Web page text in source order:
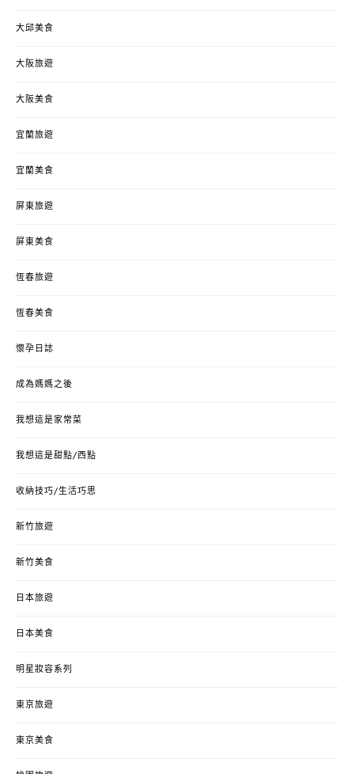
大邱美食
大阪旅遊
大阪美食
宜蘭旅遊
宜蘭美食
屏東旅遊
屏東美食
恆春旅遊
恆春美食
懷孕日誌
成為媽媽之後
我想這是家常菜
我想這是甜點/西點
收納技巧/生活巧思
新竹旅遊
新竹美食
日本旅遊
日本美食
明星妝容系列
東京旅遊
東京美食